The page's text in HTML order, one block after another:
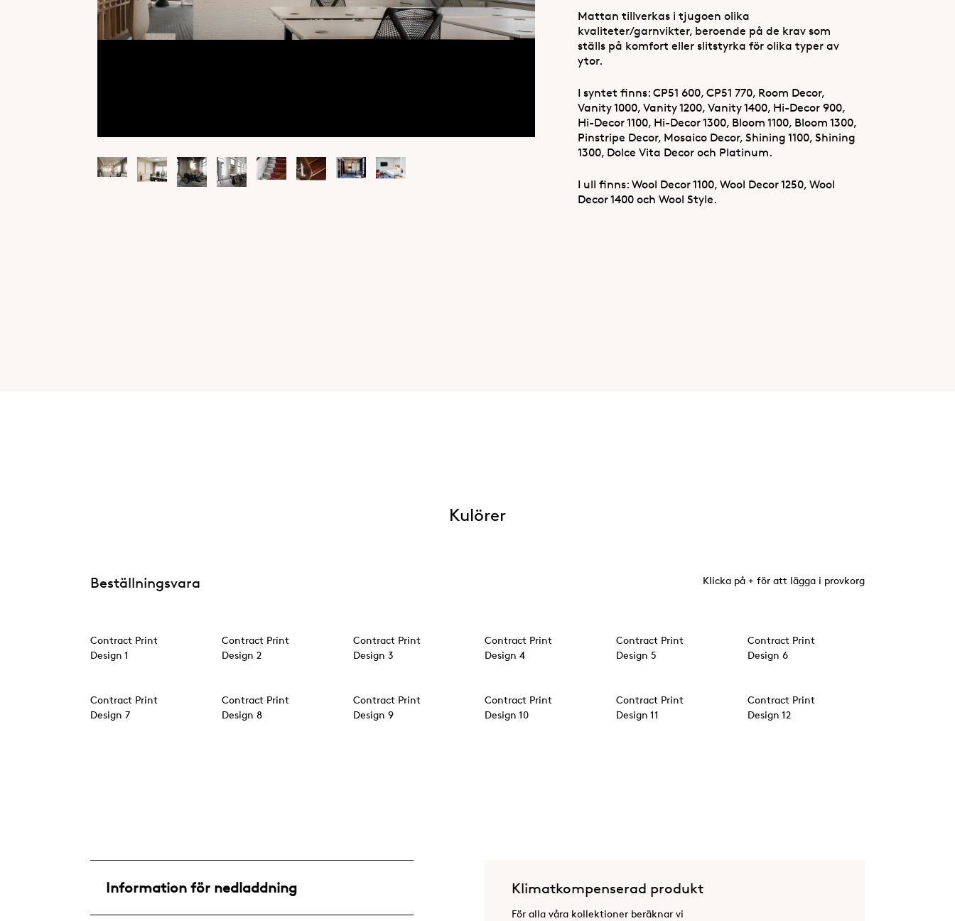
Mattan tillverkas i tjugoen olika
kvaliteter/garnvikter, beroende på de krav som
ställs på komfort eller slitstyrka för olika typer av
ytor.
I syntet finns: CP51 600, CP51 770, Room Decor,
Vanity 1000, Vanity 1200, Vanity 1400, Hi-Decor 900,
Hi-Decor 1100, Hi-Decor 1300, Bloom 1100, Bloom 1300,
Pinstripe Decor, Mosaico Decor, Shining 1100, Shining
1300, Dolce Vita Decor och Platinum.
I ull finns: Wool Decor 1100, Wool Decor 1250, Wool
Decor 1400 och Wool Style.
Kulörer
Beställningsvara Klicka på + för att lägga i provkorg
Contract Print
Design 1
Contract Print
Design 2
Contract Print
Design 3
Contract Print
Design 4
Contract Print
Design 5
Contract Print
Design 6
Contract Print
Design 7
Contract Print
Design 8
Contract Print
Design 9
Contract Print
Design 10
Contract Print
Design 11
Contract Print
Design 12
Information för nedladdning Klimatkompenserad produkt
För alla våra kollektioner beräknar vi